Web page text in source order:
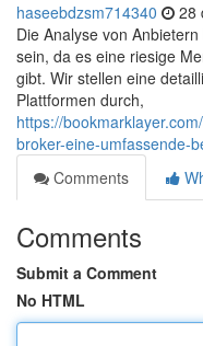
haseebdzsm714340 28
Die Analyse von
sein, da es eine riesige
gibt. Wir stellen eine
Plattformen durch,
https://
broker-eine-umfassende-
Comments
Comments
Submit a Comment
No HTML